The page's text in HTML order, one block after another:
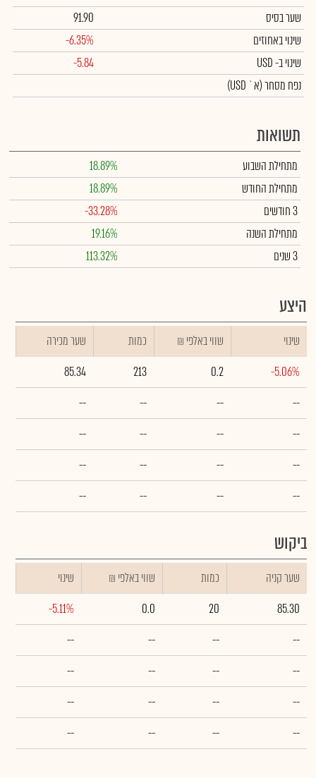
שער בסיס
91.90
שינוי באחוזים
-6.35%
שינויב- USD
-5.84
נפח מסחר(א` USD)
תשואות
מתחילת השבוע
18.89%
מתחילת החודש
18.89%
3 חודשים
-33.28%
מתחילת השנה
19.16%
3 שנים
113.32%
היצע
שינוי ₪ שווי באלפי כמות
שער מכירה
-5.06%
0.2
213
85.34
--
--
--
--
--
--
--
--
--
--
--
--
--
--
--
--
ביקוש
שער קניה כמות ₪ שווי באלפי
שינוי
85.30
20
0.0
-5.11%
--
--
--
--
--
--
--
--
--
--
--
--
--
--
--
--